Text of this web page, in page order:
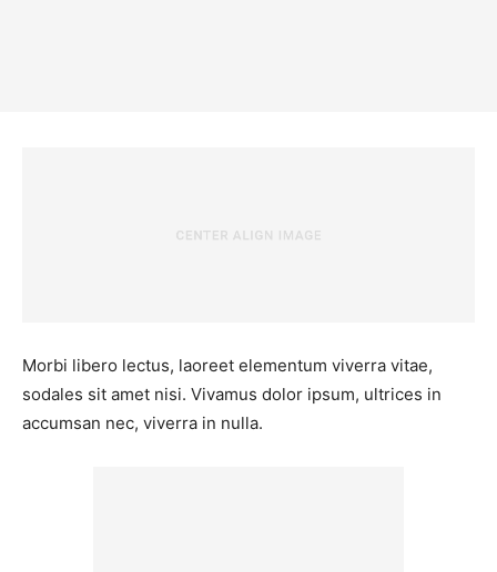
Morbi libero lectus, laoreet elementum viverra vitae,
sodales sit amet nisi. Vivamus dolor ipsum, ultrices in
accumsan nec, viverra in nulla.